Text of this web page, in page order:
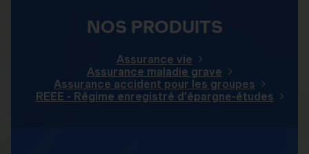
NOS PRODUITS
Assurance vie
Assurance maladie grave
Assurance accident pour les groupes
REEE - Régime enregistré d’épargne-études